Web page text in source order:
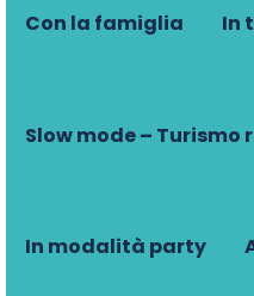
Con la famiglia In
Slow mode – Turismo
In modalità party